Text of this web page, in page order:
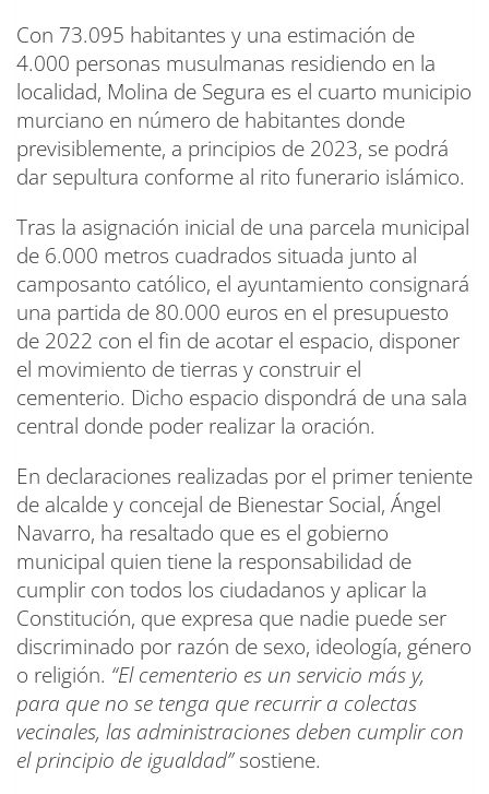
Con 73.095 habitantes y una estimación de
4.000 personas musulmanas residiendo en la
localidad, Molina de Segura es el cuarto municipio
murciano en número de habitantes donde
previsiblemente, a principios de 2023, se podrá
dar sepultura conforme al rito funerario islámico.
Tras la asignación inicial de una parcela municipal
de 6.000 metros cuadrados situada junto al
camposanto católico, el ayuntamiento consignará
una partida de 80.000 euros en el presupuesto
de 2022 con el fin de acotar el espacio, disponer
el movimiento de tierras y construir el
cementerio. Dicho espacio dispondrá de una sala
central donde poder realizar la oración.
En declaraciones realizadas por el primer teniente
de alcalde y concejal de Bienestar Social, Ángel
Navarro, ha resaltado que es el gobierno
municipal quien tiene la responsabilidad de
cumplir con todos los ciudadanos y aplicar la
Constitución, que expresa que nadie puede ser
discriminado por razón de sexo, ideología, género
o religión. “El cementerio es un servicio más y,
para que no se tenga que recurrir a colectas
vecinales, las administraciones deben cumplir con
el principio de igualdad”sostiene.